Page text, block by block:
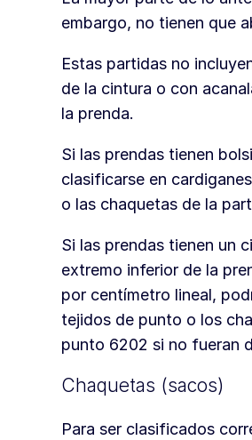
embargo, no tienen que
Estas partidas no
de la cintura o con
la prenda.
Si las prendas tienen
clasificarse en
o las chaquetas de la
Si las prendas tienen un
extremo inferior de la
por centímetro lineal,
tejidos de punto o los
punto 6202 si no fueran
Chaquetas (sacos)
Para ser clasificados